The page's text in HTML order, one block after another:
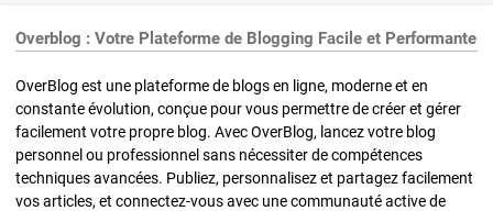
Overblog : Votre Plateforme de Blogging Facile et Performante
OverBlog est une plateforme de blogs en ligne, moderne et en
constante évolution, conçue pour vous permettre de créer et gérer
facilement votre propre blog. Avec OverBlog, lancez votre blog
personnel ou professionnel sans nécessiter de compétences
techniques avancées. Publiez, personnalisez et partagez facilement
vos articles, et connectez-vous avec une communauté active de